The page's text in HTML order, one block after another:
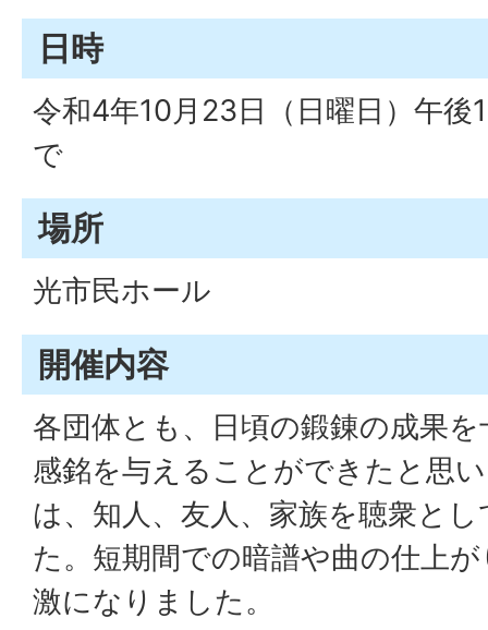
日時
令和4年10月23日（日曜日）午
で
場所
光市民ホール
開催内容
各団体とも、日頃の鍛錬の成果
感銘を与えることができたと思
は、知人、友人、家族を聴衆と
た。短期間での暗譜や曲の仕上
激になりました。